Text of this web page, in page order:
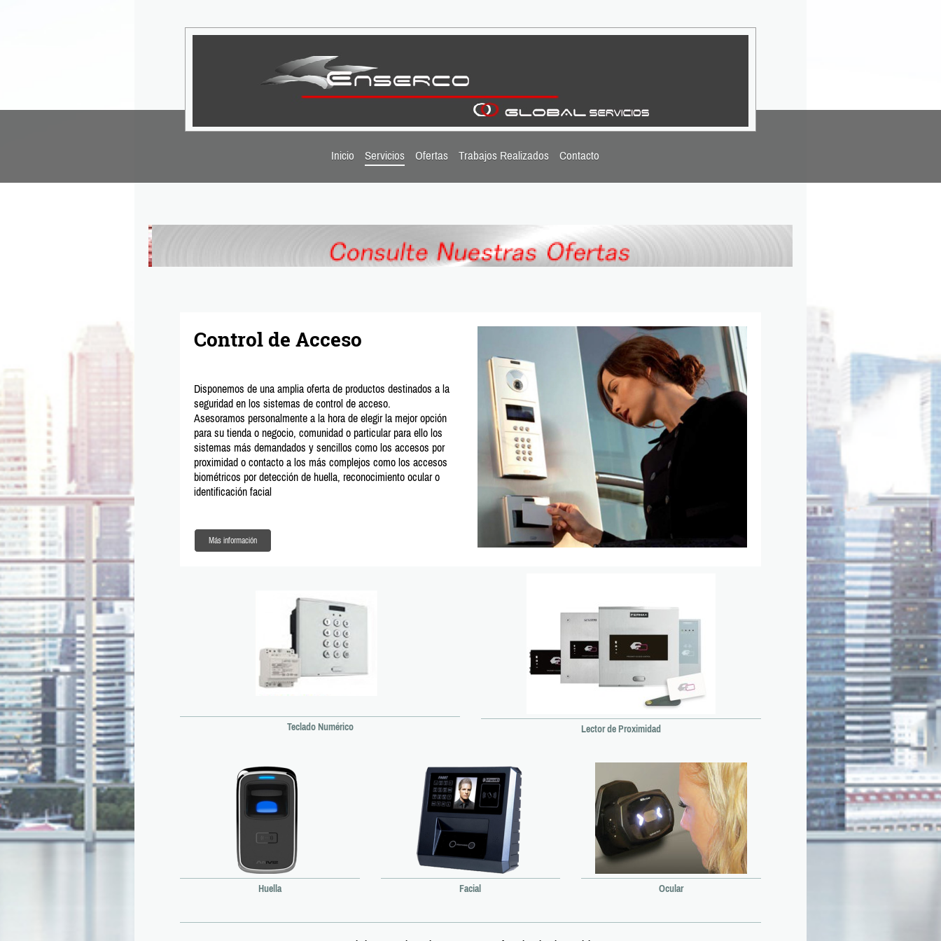
Inicio Servicios Ofertas Trabajos Realizados Contacto
Control de Acceso
Disponemos de una amplia oferta de productos destinados a la
seguridad en los sistemas de control de acceso.
Asesoramos personalmente a la hora de elegir la mejor opción
para su tienda o negocio, comunidad o particular para ello los
sistemas más demandados y sencillos como los accesos por
proximidad o contacto a los más complejos como los accesos
biométricos por detección de huella, reconocimiento ocular o
identificación facial
Más información
Teclado Numérico Lector de Proximidad
Huella Facial Ocular